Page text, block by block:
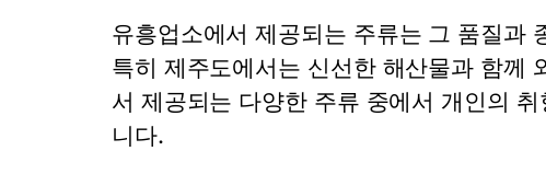
유흥업소에서 제공되는 주류는 그 품질과
특히 제주도에서는 신선한 해산물과 함께
서 제공되는 다양한 주류 중에서 개인의
니다.